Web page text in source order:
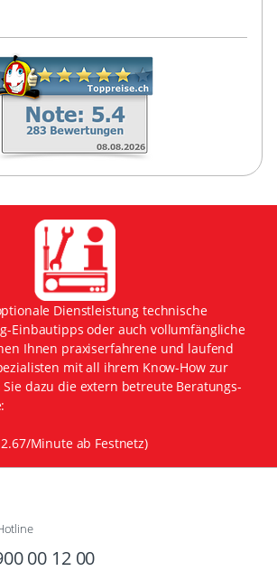
Dienstleistung technische
Einbautipps oder auch vollumfängliche
Ihnen praxiserfahrene und laufend
mit all ihrem Know-How zur
dazu die extern betreute Beratungs-
2.67/Minute ab Festnetz)
00 12 00